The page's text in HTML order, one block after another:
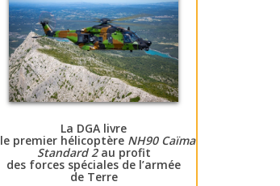
La DGA livre
le premier hélicoptère NH90 Caïman
Standard 2au profit
des forces spéciales de l’armée
de Terre